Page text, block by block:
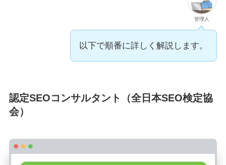
管理人
以下で順番に詳しく解説します。
認定SEOコンサルタント（全日本SEO検定協
会）